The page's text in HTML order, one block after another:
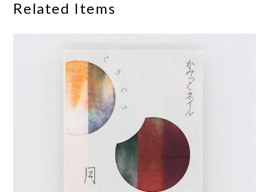
Related Items